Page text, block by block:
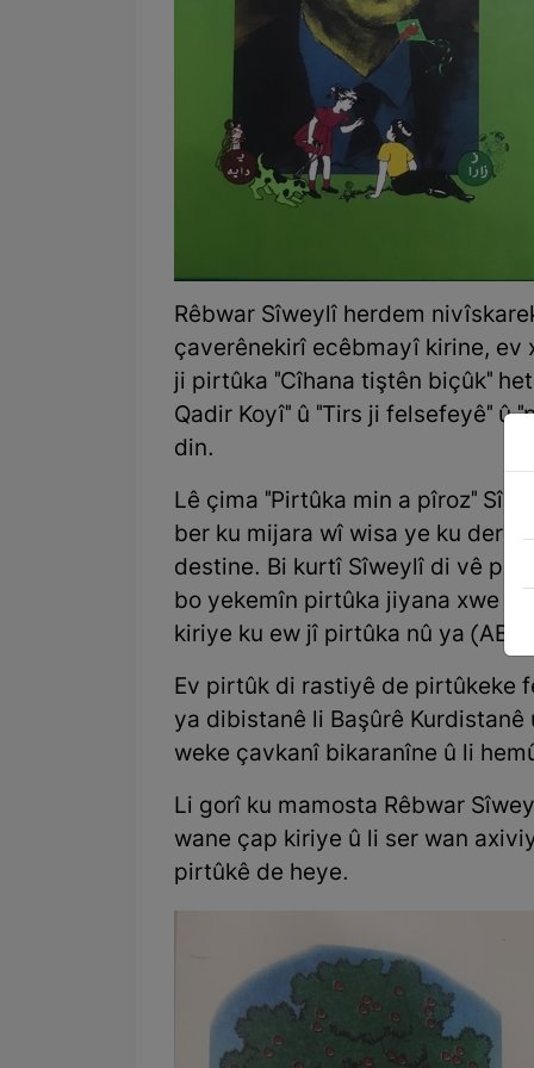
Rêbwar Sîweylî herdem
çaverênekirî ecêbmayî kirine, ev
ji pirtûka "Cîhana tiştên biçûk"
Qadir Koyî" û "Tirs ji felsefeyê" û
din.
Lê çima "Pirtûka min a pîroz"
ber ku mijara wî wisa ye ku
destine. Bi kurtî Sîweylî di vê
bo yekemîn pirtûka jiyana xwe û
kiriye ku ew jî pirtûka nû ya (ABC
Ev pirtûk di rastiyê de pirtûkeke
ya dibistanê li Başûrê
weke çavkanî bikaranîne û li
Li gorî ku mamosta Rêbwar
wane çap kiriye û li ser wan
pirtûkê de heye.